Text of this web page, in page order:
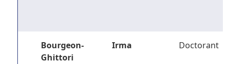
Bourgeon-
Ghittori
Irma Doctorant